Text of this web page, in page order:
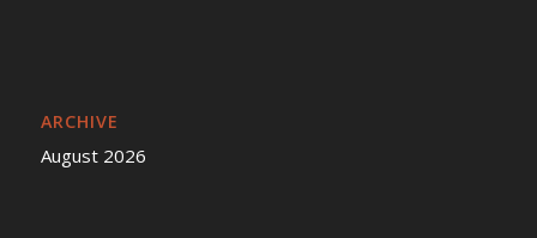
ARCHIVE
August 2026